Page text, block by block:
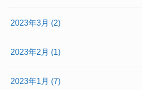
2023年3月 (2)
2023年2月 (1)
2023年1月 (7)